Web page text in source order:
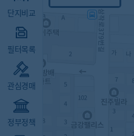
단지비교
필터목록
관심경매
정부정책